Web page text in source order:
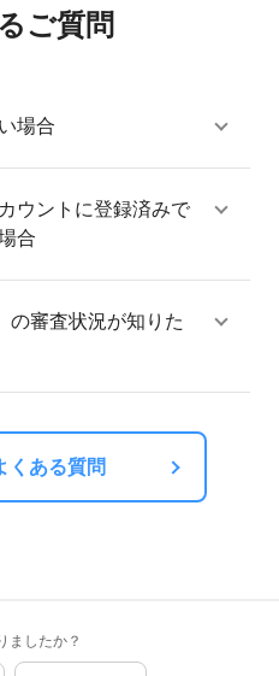
ご質問
場合
ウントに登録済みで
合
の審査状況が知りた
くある質問
ましたか？